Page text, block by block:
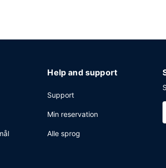
Help and support
Support
Min reservation
Alle sprog